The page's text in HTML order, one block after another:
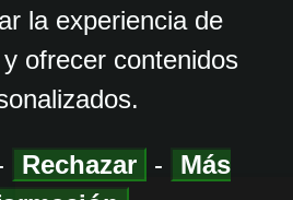
la experiencia de
ofrecer contenidos
Rechazar -
Más